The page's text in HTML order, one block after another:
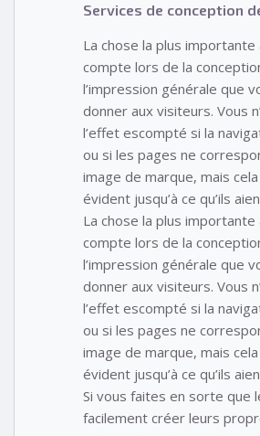
Services de conception
La chose la plus
compte lors de la
l’impression générale que
donner aux visiteurs. Vous
l’effet escompté si la
ou si les pages ne
image de marque, mais
évident jusqu’à ce qu’ils
La chose la plus
compte lors de la
l’impression générale que
donner aux visiteurs. Vous
l’effet escompté si la
ou si les pages ne
image de marque, mais
évident jusqu’à ce qu’ils
Si vous faites en sorte que
facilement créer leurs